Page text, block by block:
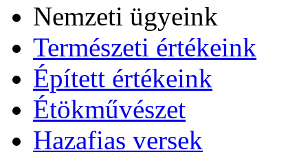
Nemzeti ügyeink
Természeti értékeink
Épített értékeink
Étökművészet
Hazafias versek